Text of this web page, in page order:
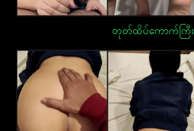
တုတ်ထိပ်ကောက်ကြီး